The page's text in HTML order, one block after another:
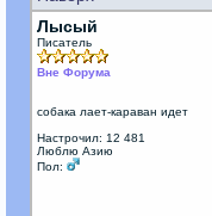
Лысый
Писатель
Вне Форума
собака лает-караван идет
Настрочил: 12 481
Люблю Азию
Пол: